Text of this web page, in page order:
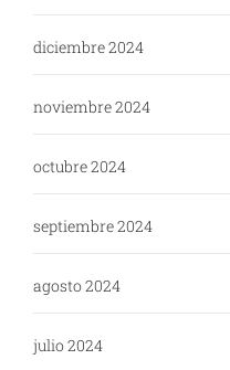
diciembre 2024
noviembre 2024
octubre 2024
septiembre 2024
agosto 2024
julio 2024